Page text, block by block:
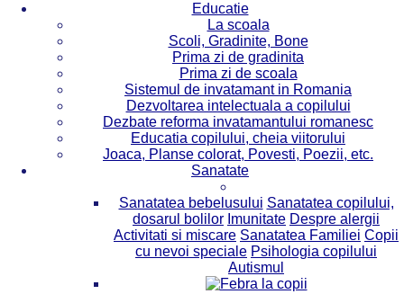
Educatie
La scoala
Scoli, Gradinite, Bone
Prima zi de gradinita
Prima zi de scoala
Sistemul de invatamant in Romania
Dezvoltarea intelectuala a copilului
Dezbate reforma invatamantului romanesc
Educatia copilului, cheia viitorului
Joaca, Planse colorat, Povesti, Poezii, etc.
Sanatate
Sanatatea bebelusului Sanatatea copilului,
dosarul bolilor Imunitate Despre alergii
Activitati si miscare Sanatatea Familiei Copii
cu nevoi speciale Psihologia copilului
Autismul